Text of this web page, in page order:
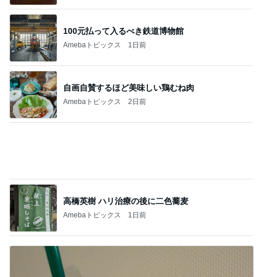
自画自賛するほど美味しい鶏むね肉
Amebaトピックス 2日前
高橋英樹 ハリ治療の後に二色蕎麦
Amebaトピックス 1日前
細川直美 家族皆が大好きなチキン